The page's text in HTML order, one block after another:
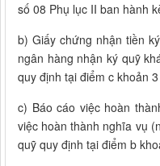
số 08 Phụ lục II ban hành
b) Giấy chứng nhận tiền
ngân hàng nhận ký quỹ
quy định tại điểm c khoản
c) Báo cáo việc hoàn
việc hoàn thành nghĩa vụ
quỹ quy định tại điểm b